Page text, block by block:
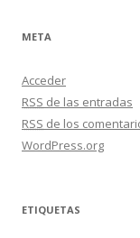
META
Acceder
RSS de las entradas
RSS de los
WordPress.org
ETIQUETAS